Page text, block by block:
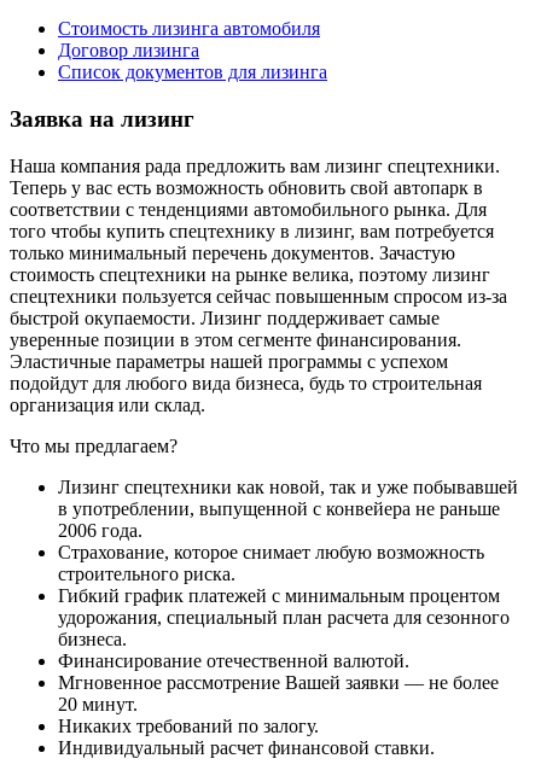
Стоимость лизинга автомобиля
Договор лизинга
Список документов для лизинга
Заявка на лизинг
Наша компания рада предложить вам лизинг спецтехники.
Теперь у вас есть возможность обновить свой автопарк в
соответствии с тенденциями автомобильного рынка. Для
того чтобы купить спецтехнику в лизинг, вам потребуется
только минимальный перечень документов. Зачастую
стоимость спецтехники на рынке велика, поэтому лизинг
спецтехники пользуется сейчас повышенным спросом из-за
быстрой окупаемости. Лизинг поддерживает самые
уверенные позиции в этом сегменте финансирования.
Эластичные параметры нашей программы с успехом
подойдут для любого вида бизнеса, будь то строительная
организация или склад.
Что мы предлагаем?
Лизинг спецтехники как новой, так и уже побывавшей
в употреблении, выпущенной с конвейера не раньше
2006 года.
Страхование, которое снимает любую возможность
строительного риска.
Гибкий график платежей с минимальным процентом
удорожания, специальный план расчета для сезонного
бизнеса.
Финансирование отечественной валютой.
Мгновенное рассмотрение Вашей заявки — не более
20 минут.
Никаких требований по залогу.
Индивидуальный расчет финансовой ставки.